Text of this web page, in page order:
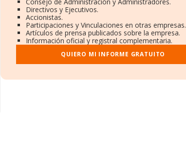
Directivos y Ejecutivos.
Accionistas.
Participaciones y Vinculaciones en otras empresas.
Artículos de prensa publicados sobre la empresa.
Información oficial y registral complementaria.
QUIERO MI INFORME GRATUITO